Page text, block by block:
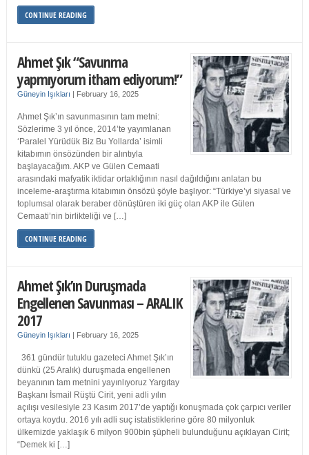
CONTINUE READING
Ahmet Şık “Savunma
yapmıyorum itham ediyorum!”
Güneyin Işıkları | February 16, 2025
Ahmet Şık’ın savunmasının tam metni:
Sözlerime 3 yıl önce, 2014’te yayımlanan
‘Paralel Yürüdük Biz Bu Yollarda’ isimli
kitabımın önsözünden bir alıntıyla
başlayacağım. AKP ve Gülen Cemaati
arasındaki mafyatik iktidar ortaklığının nasıl dağıldığını anlatan bu
inceleme-araştırma kitabımın önsözü şöyle başlıyor: “Türkiye’yi siyasal ve
toplumsal olarak beraber dönüştüren iki güç olan AKP ile Gülen
Cemaati’nin birlikteliği ve […]
CONTINUE READING
Ahmet Şık’ın Duruşmada
Engellenen Savunması – ARALIK
2017
Güneyin Işıkları | February 16, 2025
361 gündür tutuklu gazeteci Ahmet Şık’ın
dünkü (25 Aralık) duruşmada engellenen
beyanının tam metnini yayınlıyoruz Yargıtay
Başkanı İsmail Rüştü Cirit, yeni adli yılın
açılışı vesilesiyle 23 Kasım 2017’de yaptığı konuşmada çok çarpıcı veriler
ortaya koydu. 2016 yılı adli suç istatistiklerine göre 80 milyonluk
ülkemizde yaklaşık 6 milyon 900bin şüpheli bulunduğunu açıklayan Cirit;
“Demek ki […]